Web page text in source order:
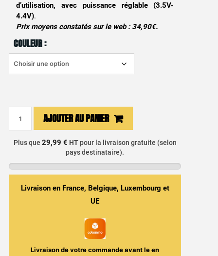
d’utilisation, avec puissance réglable (3.5V-
4.4V).
Prix moyens constatés sur le web : 34,90€.
COULEUR :
Q16
Justfog
900mAh
AJOUTER AU PANIER
Plus que 29,99 € HTpour la livraison gratuite (selon
pays destinataire).
Livraison en France, Belgique, Luxembourg et
UE
Livraison de votre commande avant leen